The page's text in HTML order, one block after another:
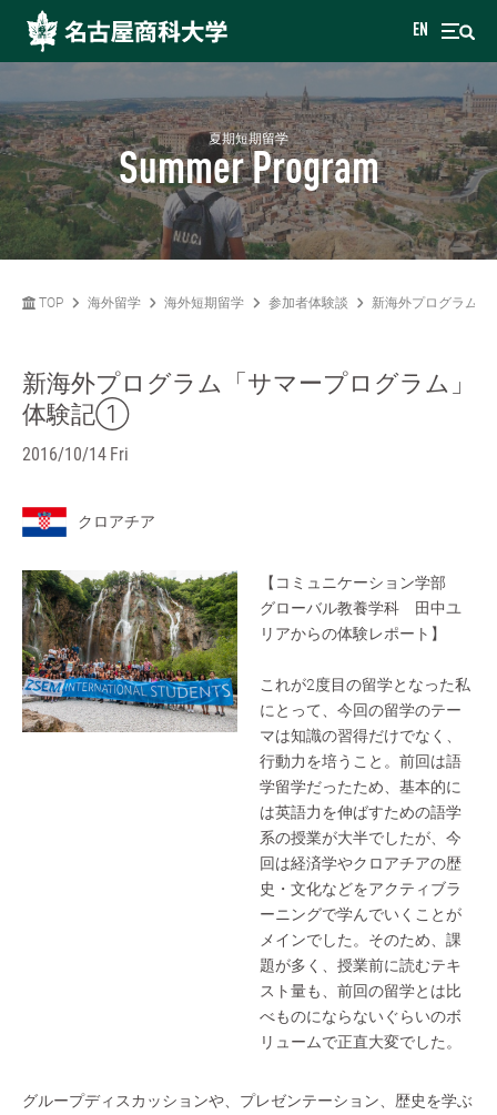
EN
夏期短期留学
Summer Program
TOP 海外留学 海外短期留学 参加者体験談 新海外プログラム
新海外プログラム「サマープログラム」
体験記①
2016/10/14 Fri
クロアチア
【コミュニケーション学部
グローバル教養学科 田中ユ
リアからの体験レポート】
これが2度目の留学となった私
にとって、今回の留学のテー
マは知識の習得だけでなく、
行動力を培うこと。前回は語
学留学だったため、基本的に
は英語力を伸ばすための語学
系の授業が大半でしたが、今
回は経済学やクロアチアの歴
史・文化などをアクティブラ
ーニングで学んでいくことが
メインでした。そのため、課
題が多く、授業前に読むテキ
スト量も、前回の留学とは比
べものにならないぐらいのボ
リュームで正直大変でした。
グループディスカッションや、プレゼンテーション、歴史を学ぶ